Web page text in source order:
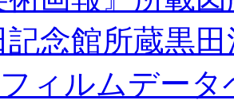
記念館所蔵黒
ィルムデータ